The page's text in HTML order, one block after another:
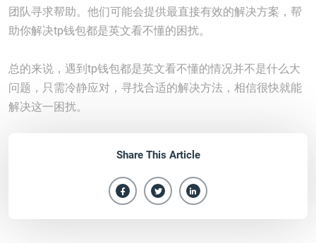
团队寻求帮助。他们可能会提供最直接有效的解决方案，帮
助你解决tp钱包都是英文看不懂的困扰。
总的来说，遇到tp钱包都是英文看不懂的情况并不是什么大
问题，只需冷静应对，寻找合适的解决方法，相信很快就能
解决这一困扰。
Share This Article